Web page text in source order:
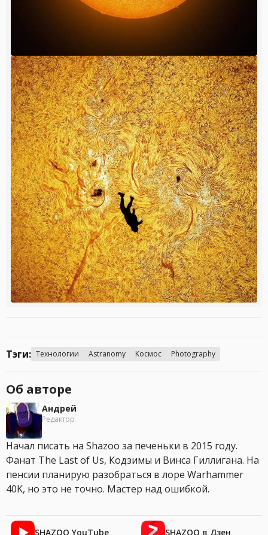
Тэги: Технологии Astranomy Космос Photography
Об авторе
Андрей
Редактор
Начал писать на Shazoo за печеньки в 2015 году.
Фанат The Last of Us, Кодзимы и Винса Гиллигана. На
пенсии планирую разобраться в лоре Warhammer
40K, но это не точно. Мастер над ошибкой.
SHAZOO YouTube SHAZOO в Дзен